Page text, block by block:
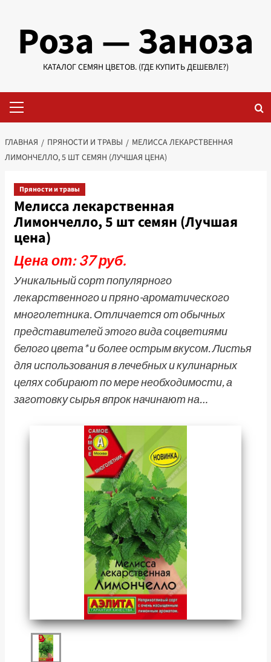
содержимому
Роза — Заноза
КАТАЛОГ СЕМЯН ЦВЕТОВ. (ГДЕ КУПИТЬ ДЕШЕВЛЕ?)
меню
ГЛАВНАЯ ПРЯНОСТИ И ТРАВЫ
МЕЛИССА ЛЕКАРСТВЕННАЯ
ЛИМОНЧЕЛЛО, 5 ШТ СЕМЯН (ЛУЧШАЯ ЦЕНА)
Пряности и травы
Мелисса лекарственная
Лимончелло, 5 шт семян (Лучшая
цена)
Цена от: 37 руб.
Уникальный сорт популярного
лекарственного и пряно-ароматического
многолетника. Отличается от обычных
представителей этого вида соцветиями
белого цвета* и более острым вкусом. Листья
для использования в лечебных и кулинарных
целях собирают по мере необходимости, а
заготовку сырья впрок начинают на…